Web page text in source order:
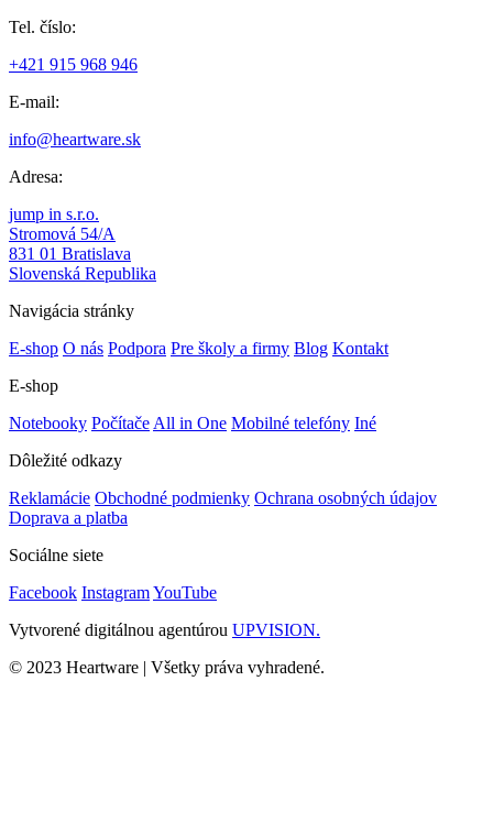
Tel. číslo:
+421 915 968 946
E-mail:
info@heartware.sk
Adresa:
jump in s.r.o.
Stromová 54/A
831 01 Bratislava
Slovenská Republika
Navigácia stránky
E-shop O nás Podpora Pre školy a firmy Blog Kontakt
E-shop
Notebooky Počítače All in One Mobilné telefóny Iné
Dôležité odkazy
Reklamácie Obchodné podmienky Ochrana osobných údajov
Doprava a platba
Sociálne siete
Facebook InstagramYouTube
Vytvorené digitálnou agentúrou UPVISION.
© 2023 Heartware | Všetky práva vyhradené.